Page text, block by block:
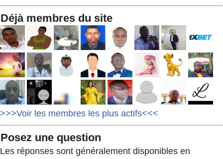
Déjà membres du site
>>>Voir les membres les plus actifs<<<
Posez une question
Les réponses sont généralement disponibles en